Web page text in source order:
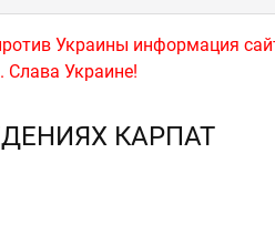
Украины информация
Слава Украине!
КАРПАТ